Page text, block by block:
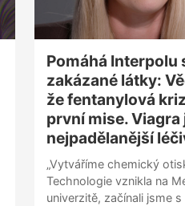
Pomáhá Interpolu
zakázané látky:
že fentanylová
první mise. Viagra
nejpadělanější
„Vytváříme chemický
Technologie vznikla na
univerzitě, začínali jsme